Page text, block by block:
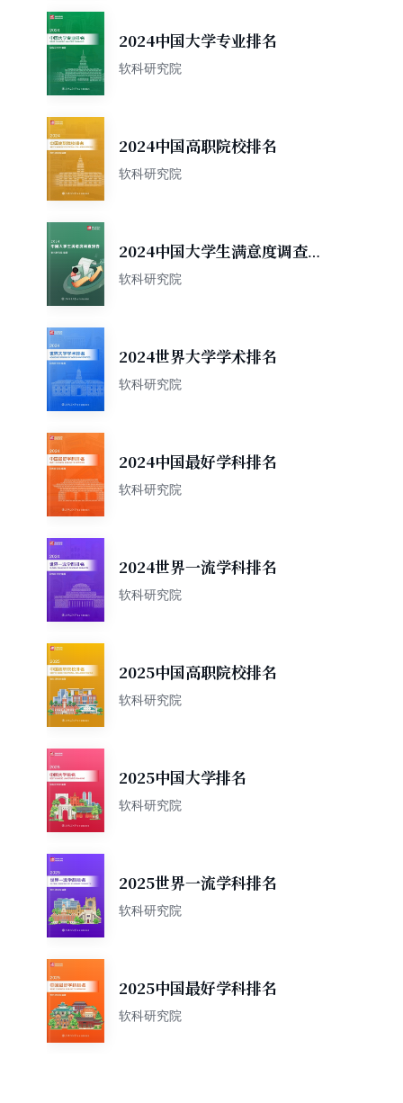
2024中国大学专业排名
软科研究院
2024中国高职院校排名
软科研究院
2024中国大学生满意度调查报
告
软科研究院
2024世界大学学术排名
软科研究院
2024中国最好学科排名
软科研究院
2024世界一流学科排名
软科研究院
2025中国高职院校排名
软科研究院
2025中国大学排名
软科研究院
2025世界一流学科排名
软科研究院
2025中国最好学科排名
软科研究院